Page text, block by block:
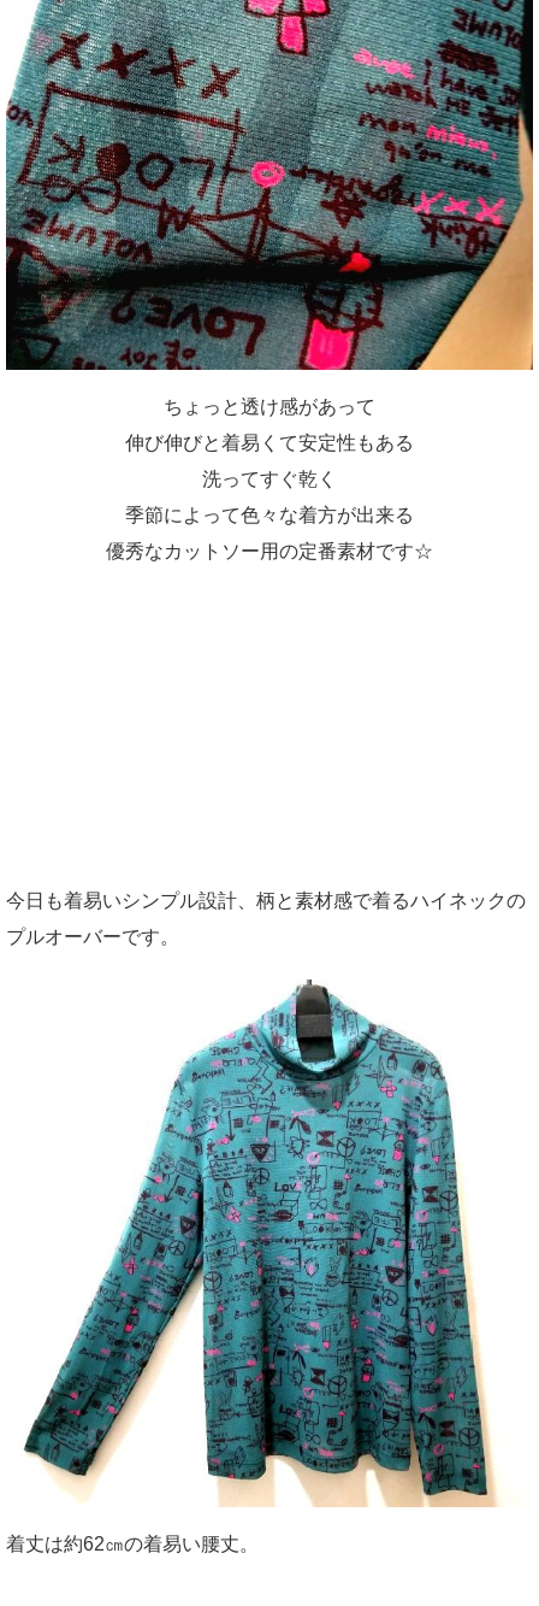
ちょっと透け感があって
伸び伸びと着易くて安定性もある
洗ってすぐ乾く
季節によって色々な着方が出来る
優秀なカットソー用の定番素材です☆
今日も着易いシンプル設計、柄と素材感で着るハイネックの
プルオーバーです。
着丈は約62㎝の着易い腰丈。